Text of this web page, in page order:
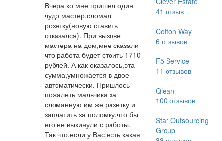
Вчера ко мне пришел один
чудо мастер,сломал
розетку(новую ставить
отказался). При вызове
мастера на дом,мне сказали
что работа будет стоить 1710
рублей. А как оказалось,эта
сумма,умножается в двое
автоматически. Пришлось
пожалеть мальчика за
сломанную им же разетку и
заплатить за поломку,что бы
его не выкинули с работы.
Так что,если у Вас есть какая
41 отзыв
Cotton Way
6 отзывов
F5 Service
11 отзывов
Qlean
100 отзывов
Star Outsourcing
Group